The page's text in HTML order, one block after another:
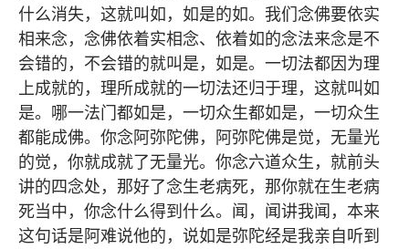
什么消失，这就叫如，如是的如。我们念佛要依实
相来念，念佛依着实相念、依着如的念法来念是不
会错的，不会错的就叫是，如是。一切法都因为理
上成就的，理所成就的一切法还归于理，这就叫如
是。哪一法门都如是，一切众生都如是，一切众生
都能成佛。你念阿弥陀佛，阿弥陀佛是觉，无量光
的觉，你就成就了无量光。你念六道众生，就前头
讲的四念处，那好了念生老病死，那你就在生老病
死当中，你念什么得到什么。闻，闻讲我闻，本来
这句话是阿难说他的，说如是弥陀经是我亲自听到